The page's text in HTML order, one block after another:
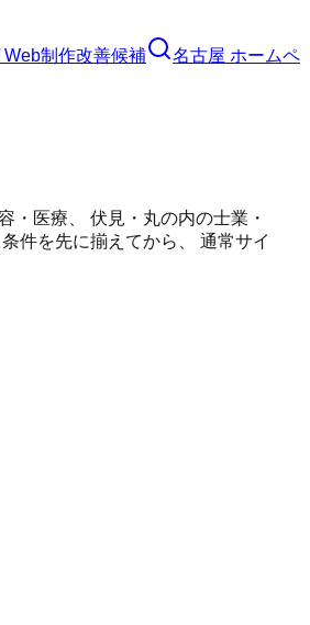
Web制作改善候補
名古屋 ホームペ
・医療、 伏見・丸の内の士業・
件を先に揃えてから、 通常サイ